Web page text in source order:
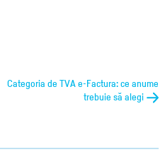
Categoria de TVA e-Factura: ce anume
trebuie să alegi